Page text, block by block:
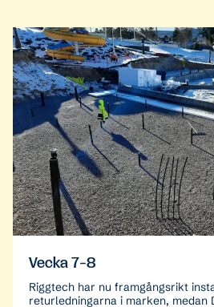
Vecka 7-8
Riggtech har nu framgångsrikt
returledningarna i marken,